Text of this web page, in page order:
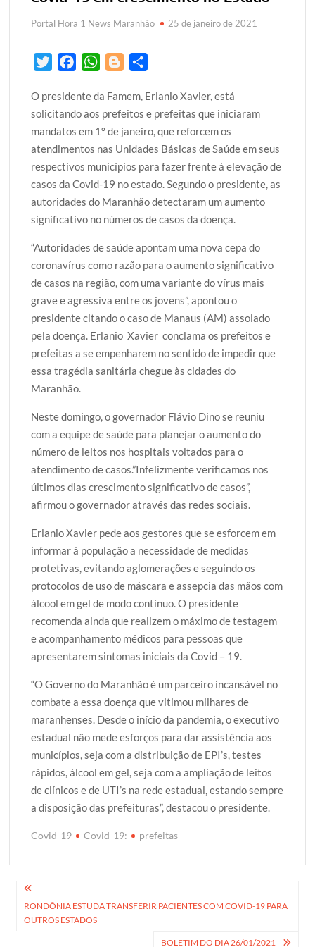
Portal Hora 1 News Maranhão 25 de janeiro de 2021
i
t
t
e
r
c
e
b
o
o
k
W
a
t
s
A
p
p
o
g
g
e
r
a
r
e
O presidente da Famem, Erlanio Xavier, está
solicitando aos prefeitos e prefeitas que iniciaram
mandatos em 1º de janeiro, que reforcem os
atendimentos nas Unidades Básicas de Saúde em seus
respectivos municípios para fazer frente à elevação de
casos da Covid-19 no estado. Segundo o presidente, as
autoridades do Maranhão detectaram um aumento
significativo no números de casos da doença.
“Autoridades de saúde apontam uma nova cepa do
coronavírus como razão para o aumento significativo
de casos na região, com uma variante do vírus mais
grave e agressiva entre os jovens”, apontou o
presidente citando o caso de Manaus (AM) assolado
pela doença. Erlanio Xavier conclama os prefeitos e
prefeitas a se empenharem no sentido de impedir que
essa tragédia sanitária chegue às cidades do
Maranhão.
Neste domingo, o governador Flávio Dino se reuniu
com a equipe de saúde para planejar o aumento do
número de leitos nos hospitais voltados para o
atendimento de casos.”Infelizmente verificamos nos
últimos dias crescimento significativo de casos”,
afirmou o governador através das redes sociais.
Erlanio Xavier pede aos gestores que se esforcem em
informar à população a necessidade de medidas
protetivas, evitando aglomerações e seguindo os
protocolos de uso de máscara e assepcia das mãos com
álcool em gel de modo contínuo. O presidente
recomenda ainda que realizem o máximo de testagem
e acompanhamento médicos para pessoas que
apresentarem sintomas iniciais da Covid – 19.
“O Governo do Maranhão é um parceiro incansável no
combate a essa doença que vitimou milhares de
maranhenses. Desde o início da pandemia, o executivo
estadual não mede esforços para dar assistência aos
municípios, seja com a distribuição de EPI’s, testes
rápidos, álcool em gel, seja com a ampliação de leitos
de clínicos e de UTI’s na rede estadual, estando sempre
a disposição das prefeituras”, destacou o presidente.
Covid-19 Covid-19: prefeitas
Navegação
de
RONDÔNIA ESTUDA TRANSFERIR PACIENTES COM COVID-19 PARA
OUTROS ESTADOS
BOLETIM DO DIA 26/01/2021